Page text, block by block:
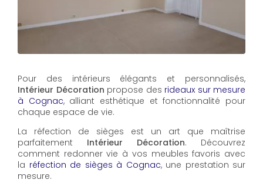
Pour des intérieurs élégants et personnalisés,
Intérieur Décoration propose des rideaux sur mesure
à Cognac, alliant esthétique et fonctionnalité pour
chaque espace de vie.
La réfection de sièges est un art que maîtrise
parfaitement Intérieur Décoration. Découvrez
comment redonner vie à vos meubles favoris avec
la réfection de sièges à Cognac, une prestation sur
mesure.